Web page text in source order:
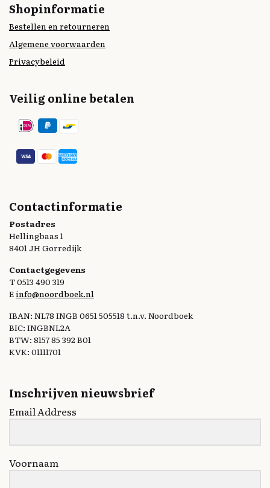
Shopinformatie
Bestellen en retourneren
Algemene voorwaarden
Privacybeleid
Veilig online betalen
Contactinformatie
Postadres
Hellingbaas 1
8401 JH Gorredijk
Contactgegevens
T 0513 490 319
E info@noordboek.nl
IBAN: NL78 INGB 0651 505518 t.n.v. Noordboek
BIC: INGBNL2A
BTW: 8157 85 392 B01
KVK: 01111701
Inschrijven nieuwsbrief
Email Address
Voornaam